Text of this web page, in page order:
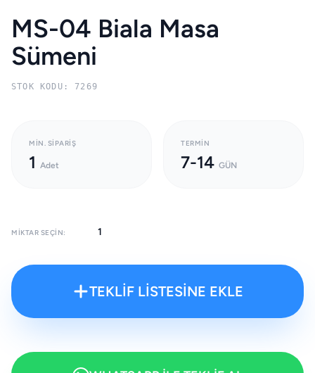
MS-04 Biala Masa
Sümeni
STOK KODU: 7269
MIN. SIPARIŞ
1 Adet
TERMIN
7-14 GÜN
MIKTAR SEÇIN:
TEKLİF LİSTESİNE EKLE